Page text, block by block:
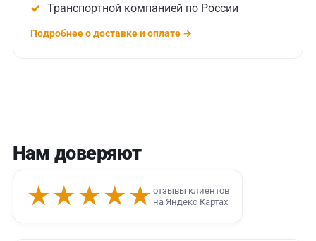
Транспортной компанией по России
Подробнее о доставке и оплате →
Нам доверяют
★★★★★ отзывы клиентов
на Яндекс Картах